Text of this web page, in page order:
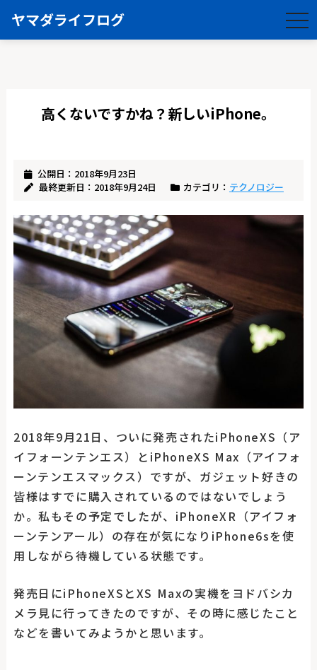
ヤマダライフログ
高くないですかね？新しいiPhone。
公開日：2018年9月23日
最終更新日：2018年9月24日
カテゴリ： テクノロジー
2018年9月21日、ついに発売されたiPhoneXS（ア
イフォーンテンエス）とiPhoneXS Max（アイフォ
ーンテンエスマックス）ですが、ガジェット好きの
皆様はすでに購入されているのではないでしょう
か。私もその予定でしたが、iPhoneXR（アイフォ
ーンテンアール）の存在が気になりiPhone6sを使
用しながら待機している状態です。
発売日にiPhoneXSとXS Maxの実機をヨドバシカ
メラ見に行ってきたのですが、その時に感じたこと
などを書いてみようかと思います。